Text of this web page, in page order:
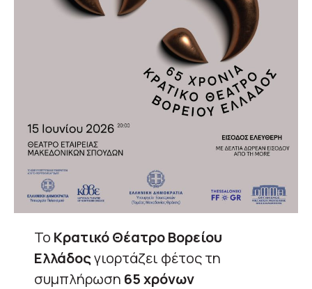
Το Κρατικό Θέατρο Βορείου
Ελλάδοςγιορτάζει φέτος τη
συμπλήρωση 65 χρόνων